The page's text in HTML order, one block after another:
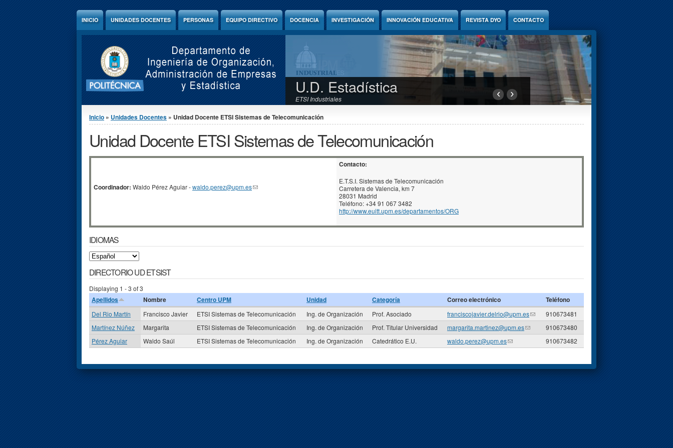
INICIO UNIDADES DOCENTES PERSONAS EQUIPO DIRECTIVO DOCENCIA INVESTIGACIÓN INNOVACIÓN EDUCATIVA REVISTA DYO CONTACTO
U.D. Estadística
ETSI Industriales ‹ ›
Se encuentra usted aquí
Inicio » Unidades Docentes » Unidad Docente ETSI Sistemas de Telecomunicación
Unidad Docente ETSI Sistemas de Telecomunicación
Coordinador: Waldo Pérez Aguiar -waldo.perez@upm.es(link sends e-mail)
Contacto:
E.T.S.I. Sistemas de Telecomunicación
Carretera de Valencia, km 7
28031 Madrid
Teléfono: +34 91 067 3482
http://www.euitt.upm.es/departamentos/ORG
IDIOMAS
DIRECTORIO UD ETSIST
Displaying 1 - 3 of 3
Apellidos Nombre Centro UPM Unidad Categoría Correo electrónico Teléfono
Del Rio Martín Francisco Javier ETSI Sistemas de Telecomunicación Ing. de Organización Prof. Asociado franciscojavier.delrio@upm.es(link sends e-mail)
910673481
Martínez Núñez
Margarita ETSI Sistemas de Telecomunicación Ing. de Organización Prof. Titular Universidad margarita.martinez@upm.es(link sends e-mail)
910673480
Pérez Aguiar
Waldo Saúl ETSI Sistemas de Telecomunicación Ing. de Organización Catedrático E.U. waldo.perez@upm.es(link sends e-mail)910673482